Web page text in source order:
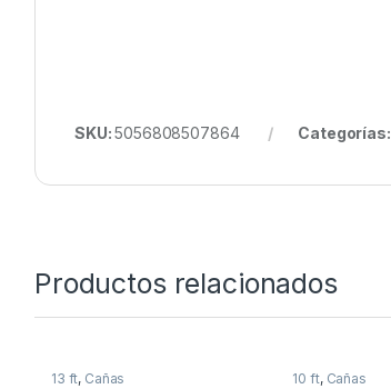
SKU:5056808507864 Categorías:
Productos relacionados
13 ft, Cañas 10 ft, Cañas